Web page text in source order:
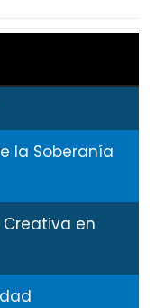
la Soberanía
en